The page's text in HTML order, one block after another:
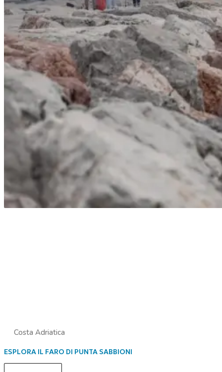
Costa Adriatica
ESPLORA IL FARO DI PUNTA SABBIONI